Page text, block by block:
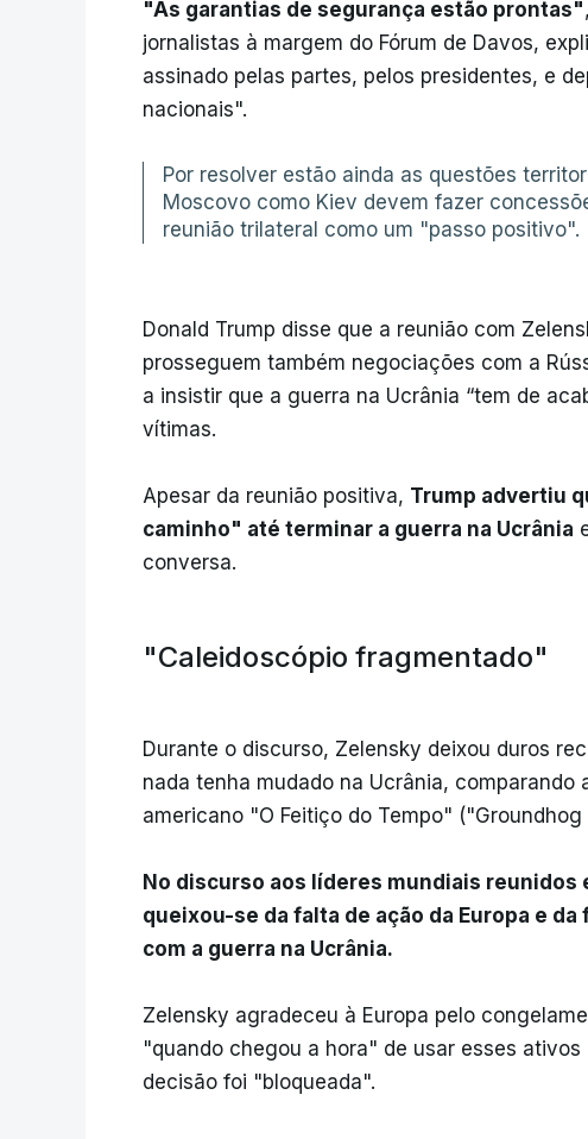
"As garantias de segurança estão prontas"
jornalistas à margem do Fórum de Davos,
assinado pelas partes, pelos presidentes, e
nacionais".
Por resolver estão ainda as questões
Moscovo como Kiev devem fazer
reunião trilateral como um "passo positivo".
Donald Trump disse que a reunião com
prosseguem também negociações com a
a insistir que a guerra na Ucrânia “tem de
vítimas.
Apesar da reunião positiva, Trump advertiu
caminho" até terminar a guerra na Ucrânia
conversa.
"Caleidoscópio fragmentado"
Durante o discurso, Zelensky deixou duros
nada tenha mudado na Ucrânia, comparando
americano "O Feitiço do Tempo" ("Groundhog
No discurso aos líderes mundiais reunidos
queixou-se da falta de ação da Europa e
com a guerra na Ucrânia.
Zelensky agradeceu à Europa pelo
"quando chegou a hora" de usar esses
decisão foi "bloqueada".